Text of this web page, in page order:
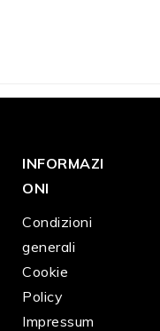
INFORMAZI
ONI
Condizioni
generali
Cookie
Policy
Impressum